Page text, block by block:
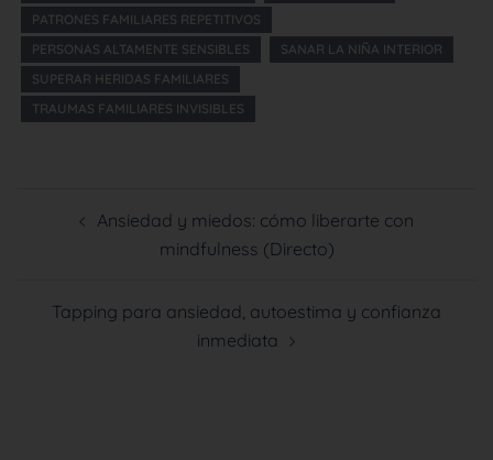
PATRONES FAMILIARES REPETITIVOS
PERSONAS ALTAMENTE SENSIBLES
SANAR LA NIÑA INTERIOR
SUPERAR HERIDAS FAMILIARES
TRAUMAS FAMILIARES INVISIBLES
Ansiedad y miedos: cómo liberarte con
mindfulness (Directo)
Tapping para ansiedad, autoestima y confianza
inmediata